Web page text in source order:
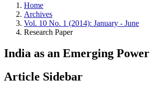
Home
Archives
Vol. 10 No. 1 (2014): January - June
Research Paper
India as an Emerging Power
Article Sidebar